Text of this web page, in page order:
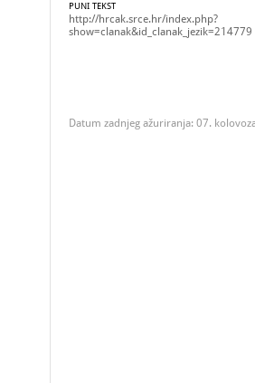
PUNI TEKST
http://hrcak.srce.hr/index.php?
show=clanak&id_clanak_jezik=214779
Datum zadnjeg ažuriranja: 07.